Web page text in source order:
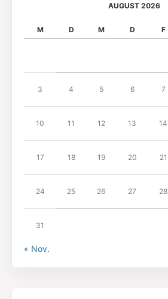
AUGUST 2026
M D M D F
3 4 5 6 7
10 11 12 13 14
17 18 19 20 21
24 25 26 27 28
31
« Nov.